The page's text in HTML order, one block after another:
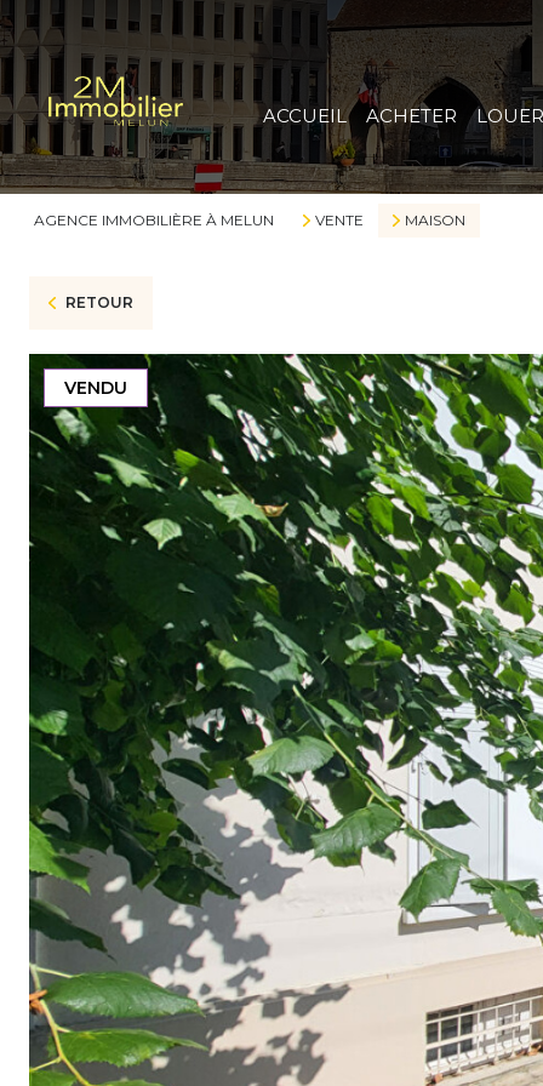
ACCUEIL ACHETER LOUER
AGENCE IMMOBILIÈRE À MELUN VENTE MAISON
RETOUR
VENDU